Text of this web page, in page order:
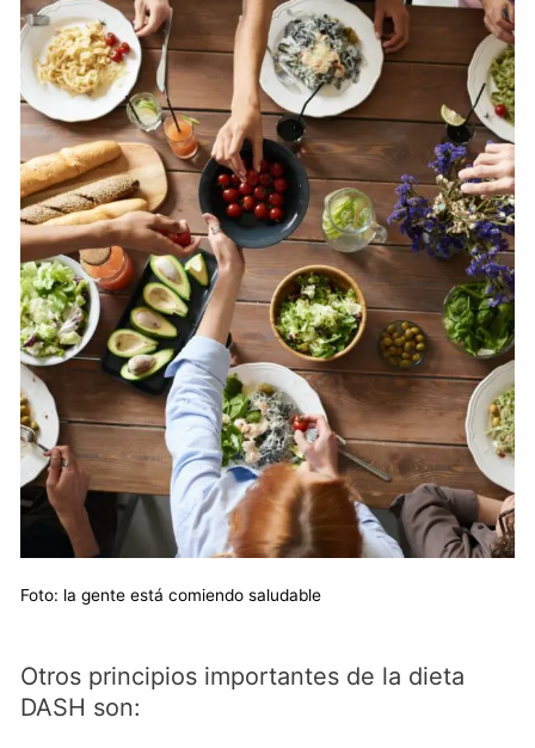
Foto: la gente está comiendo saludable
Otros principios importantes de la dieta
DASH son: